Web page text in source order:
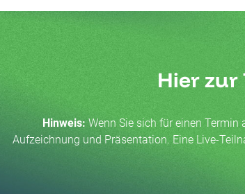
Hier
Hinweis: Wenn Sie sich für einen
Aufzeichnung und Präsentation. Eine Live-